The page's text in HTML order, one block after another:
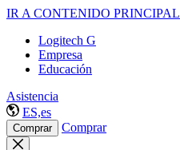
IR A CONTENIDO PRINCIPAL
Logitech G
Empresa
Educación
Asistencia
ES,es
Comprar Comprar